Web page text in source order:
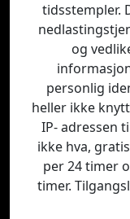
tidsstempler.
og
personlig
heller ikke
IP- adressen
ikke hva,
per 24 timer
timer.